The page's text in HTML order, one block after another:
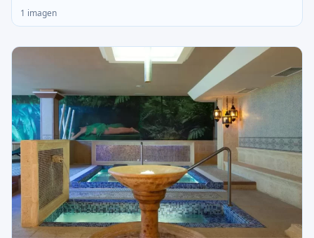
1 imagen